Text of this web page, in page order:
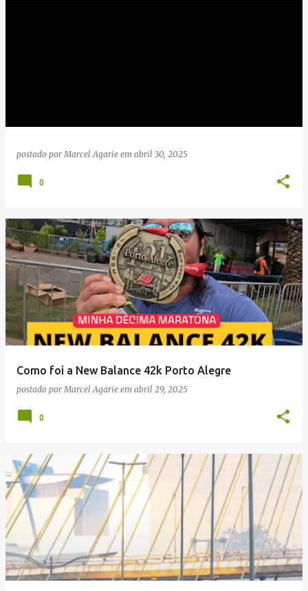
postado porMarcel Agarie em abril 30, 2025
0
Como foi a New Balance 42k Porto Alegre
postado porMarcel Agarie em abril 29, 2025
0